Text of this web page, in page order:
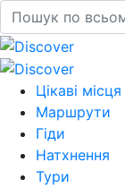
Цікаві місця
Маршрути
Гіди
Натхнення
Тури